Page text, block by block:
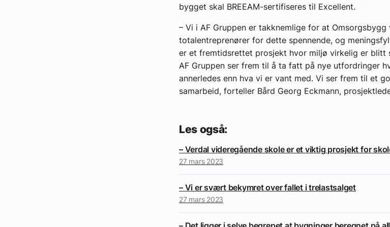
bygget skal BREEAM-sertifiseres til Excellent.
– Vi i AF Gruppen er takknemlige for at Omsorgsbygg
totalentreprenører for dette spennende, og
er et fremtidsrettet prosjekt hvor miljø virkelig er blitt
AF Gruppen ser frem til å ta fatt på nye utfordringer
annerledes enn hva vi er vant med. Vi ser frem til et
samarbeid, forteller Bård Georg Eckmann,
Les også:
– Verdal videregående skole er et viktig prosjekt for
27 mars 2023
– Vi er svært bekymret over fallet i trelastsalget
27 mars 2023